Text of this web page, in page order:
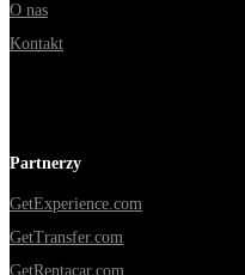
O nas
Kontakt
Partnerzy
GetExperience.com
GetTransfer.com
GetRentacar.com